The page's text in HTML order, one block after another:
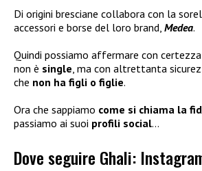
Di origini bresciane collabora con la
accessori e borse del loro brand, Medea.
Quindi possiamo affermare con
non è single, ma con altrettanta
che non ha figli o figlie.
Ora che sappiamo come si chiama la
passiamo ai suoi profili social…
Dove seguire Ghali: